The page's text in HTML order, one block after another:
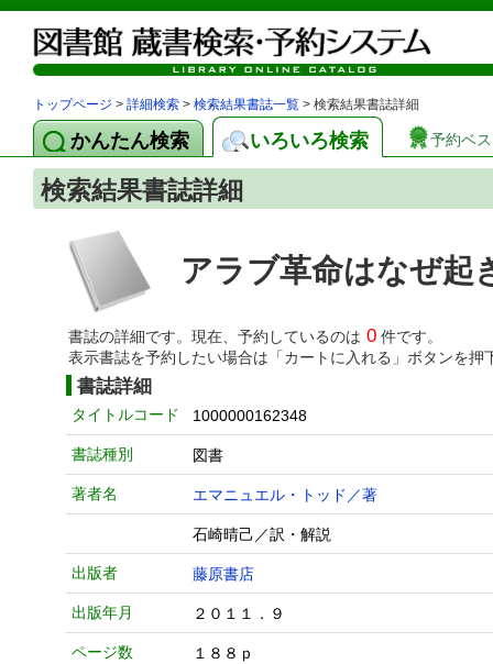
トップページ > 詳細検索 > 検索結果書誌一覧 > 検索結果書誌詳細
かんたん検索 いろいろ検索 予約ベ
検索結果書誌詳細
アラブ革命はなぜ起
書誌の詳細です。現在、予約しているのは 0 件です。
表示書誌を予約したい場合は「カートに入れる」ボタンを押
書誌詳細
タイトルコード 1000000162348
書誌種別 図書
著者名 エマニュエル・トッド／著
石崎晴己／訳・解説
出版者 藤原書店
出版年月 ２０１１．９
ページ数 １８８ｐ